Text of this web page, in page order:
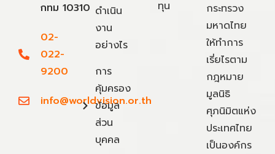
กทม 10310
02-
022-
9200
info@worldvision.or.th
ดำเนิน
งาน
อย่างไร
การ
คุ้มครอง
ข้อมูล
ส่วน
บุคคล
ทุน
กระทรวง
มหาดไทย
ให้ทำการ
เรี่ยไรตาม
กฎหมาย
มูลนิธิ
ศุภนิมิตแห่ง
ประเทศไทย
เป็นองค์กร